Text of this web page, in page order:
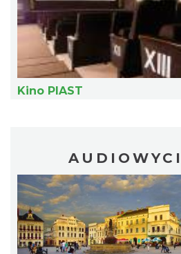
Cieszyn
Kino PIAST